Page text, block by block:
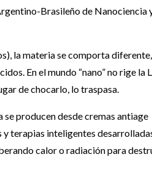
Brasileño de Nanociencia
la materia se comporta
En el mundo “nano” no rige la
de chocarlo, lo traspasa.
se producen desde cremas antiage
terapias inteligentes
calor o radiación para